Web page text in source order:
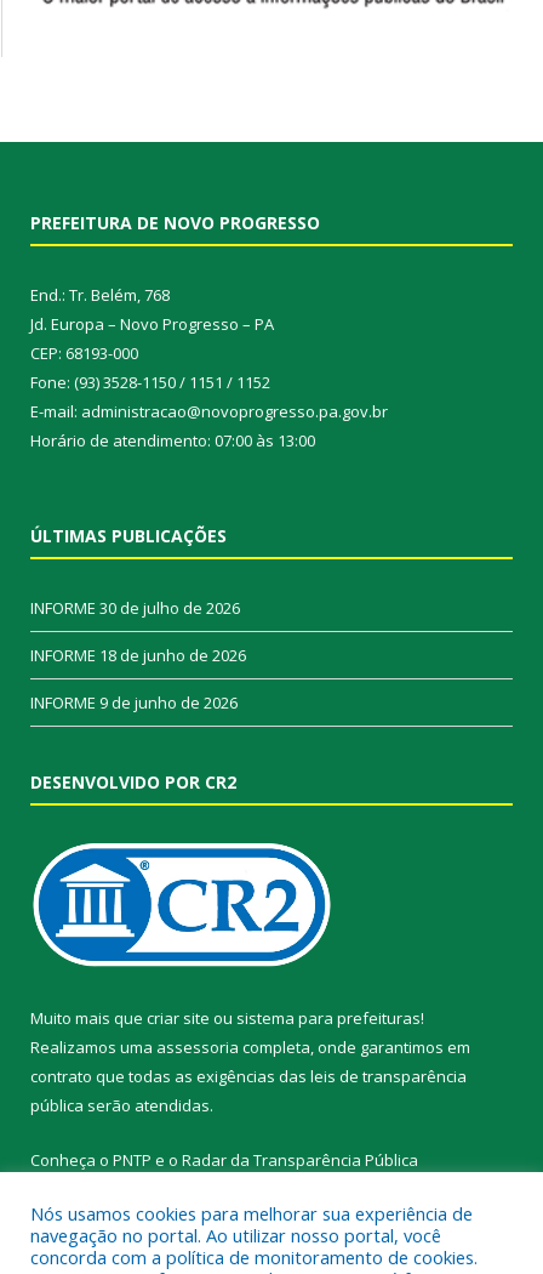
PREFEITURA DE NOVO PROGRESSO
End.: Tr. Belém, 768
Jd. Europa – Novo Progresso – PA
CEP: 68193-000
Fone: (93) 3528-1150 / 1151 / 1152
E-mail: administracao@novoprogresso.pa.gov.br
Horário de atendimento: 07:00 às 13:00
ÚLTIMAS PUBLICAÇÕES
INFORME 30 de julho de 2026
INFORME 18 de junho de 2026
INFORME 9 de junho de 2026
DESENVOLVIDO POR CR2
Muito mais que criar site ou sistema para prefeituras!
Realizamos uma assessoria completa, onde garantimos em
contrato que todas as exigências das leis de transparência
pública serão atendidas.
Conheça o PNTP e o Radar da Transparência Pública
Nós usamos cookies para melhorar sua experiência de
navegação no portal. Ao utilizar nosso portal, você
concorda com a política de monitoramento de cookies.